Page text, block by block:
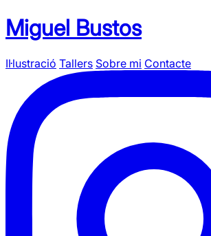
Miguel Bustos
Il·lustració Tallers Sobre mi Contacte